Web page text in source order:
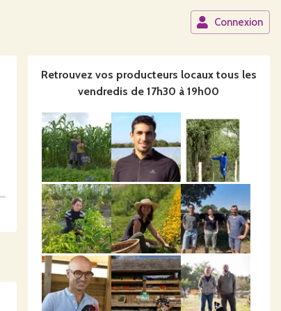
Connexion
Retrouvez vos producteurs locaux tous les
vendredis de 17h30 à 19h00